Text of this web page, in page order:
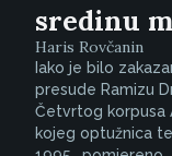
sredinu
Haris Rovčanin
Iako je bilo
presude Ramizu
Četvrtog korpusa
kojeg optužnica